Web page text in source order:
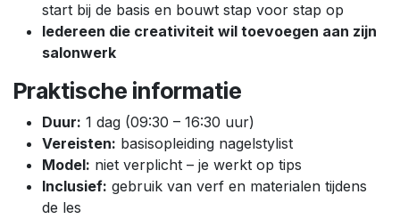
start bij de basis en bouwt stap voor stap op
Iedereen die creativiteit wil toevoegen aan zijn
salonwerk
Praktische informatie
Duur: 1 dag (09:30 – 16:30 uur)
Vereisten: basisopleiding nagelstylist
Model: niet verplicht – je werkt op tips
Inclusief: gebruik van verf en materialen tijdens
de les